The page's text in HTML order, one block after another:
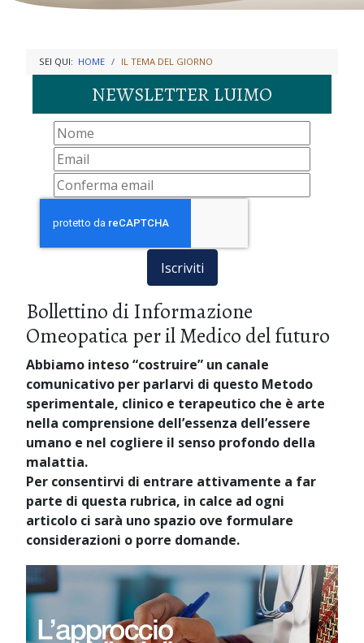
SEI QUI: HOME IL TEMA DEL GIORNO
NEWSLETTER LUIMO
Iscriviti
Bollettino di Informazione
Omeopatica per il Medico del futuro
Abbiamo inteso “costruire” un canale
comunicativo per parlarvi di questo Metodo
sperimentale, clinico e terapeutico che è arte
nella comprensione dell’essenza dell’essere
umano e nel cogliere il senso profondo della
malattia.
Per consentirvi di entrare attivamente a far
parte di questa rubrica, in calce ad ogni
articolo ci sarà uno spazio ove formulare
considerazioni o porre domande.